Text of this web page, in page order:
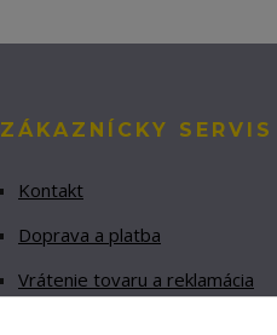
ZÁKAZNÍCKY SERVIS
Kontakt
Doprava a platba
Vrátenie tovaru a reklamácia